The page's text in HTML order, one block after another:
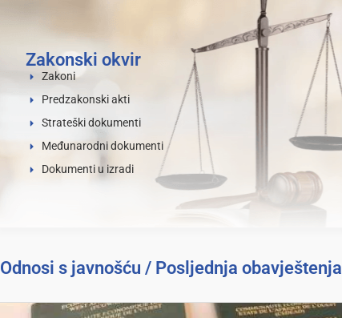
Zakonski okvir
Zakoni
Predzakonski akti
Strateški dokumenti
Međunarodni dokumenti
Dokumenti u izradi
Odnosi s javnošću / Posljednja obavještenja